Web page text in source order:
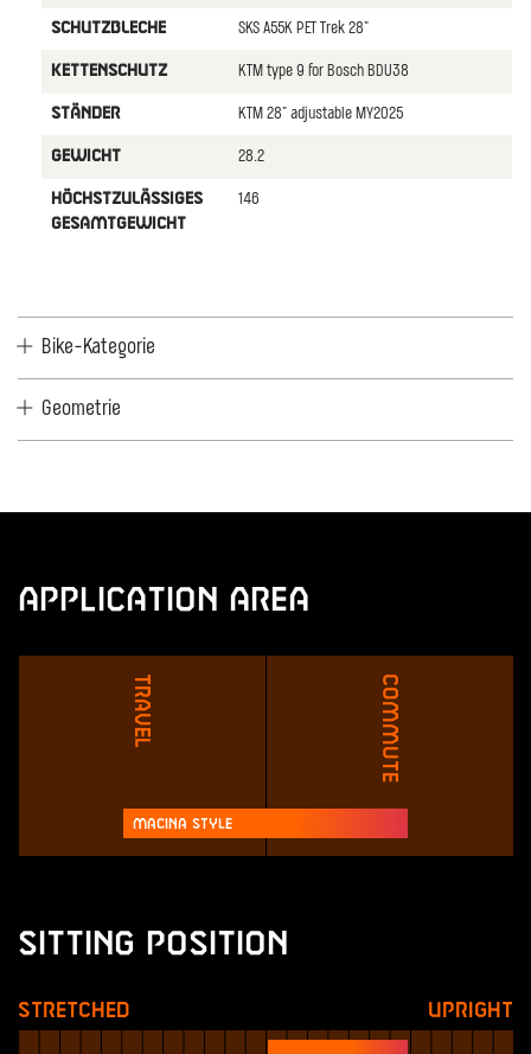
SCHUTZBLECHE SKS A55K PET Trek 28"
KETTENSCHUTZ KTM type 9 for Bosch BDU38
STäNDER KTM 28" adjustable MY2025
GEWICHT 28.2
HöCHSTZULäSSIGES
GESAMTGEWICHT
146
Bike-Kategorie
Geometrie
Application Area
Travel Commute
Macina Style
Sitting Position
Stretched Upright